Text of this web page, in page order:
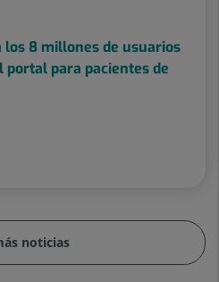
8 millones de usuarios
portal para pacientes de
noticias